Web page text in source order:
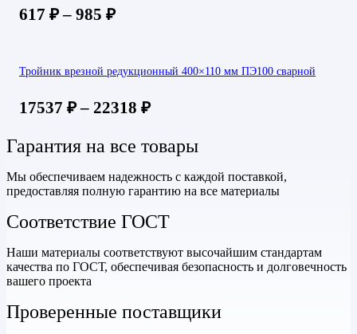
617 ₽– 985 ₽
Тройник врезной редукционный 400×110 мм ПЭ100 сварной
17537 ₽– 22318 ₽
Гарантия на все товары
Мы обеспечиваем надежность с каждой поставкой,
предоставляя полную гарантию на все материалы
Соответствие ГОСТ
Наши материалы соответствуют высочайшим стандартам
качества по ГОСТ, обеспечивая безопасность и долговечность
вашего проекта
Проверенные поставщики